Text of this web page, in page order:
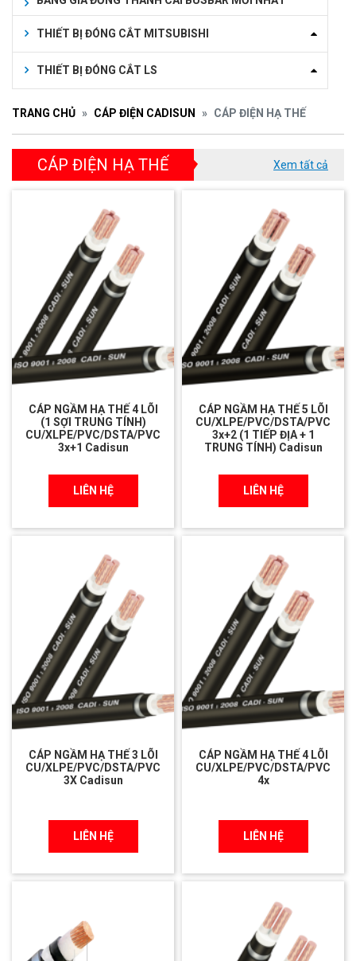
THIẾT BỊ ĐÓNG CẮT MITSUBISHI
THIẾT BỊ ĐÓNG CẮT LS
TRANG CHỦ CÁP ĐIỆN CADISUN CÁP ĐIỆN HẠ THẾ
CÁP ĐIỆN HẠ THẾ Xem tất cả
CÁP NGẦM HẠ THẾ 4 LÕI
(1 SỢI TRUNG TÍNH)
CU/XLPE/PVC/DSTA/PVC
3x+1 Cadisun
LIÊN HỆ
CÁP NGẦM HẠ THẾ 5 LÕI
CU/XLPE/PVC/DSTA/PVC
3x+2 (1 TIẾP ĐỊA + 1
TRUNG TÍNH) Cadisun
LIÊN HỆ
CÁP NGẦM HẠ THẾ 3 LÕI
CU/XLPE/PVC/DSTA/PVC
3X Cadisun
LIÊN HỆ
CÁP NGẦM HẠ THẾ 4 LÕI
CU/XLPE/PVC/DSTA/PVC
4x
LIÊN HỆ